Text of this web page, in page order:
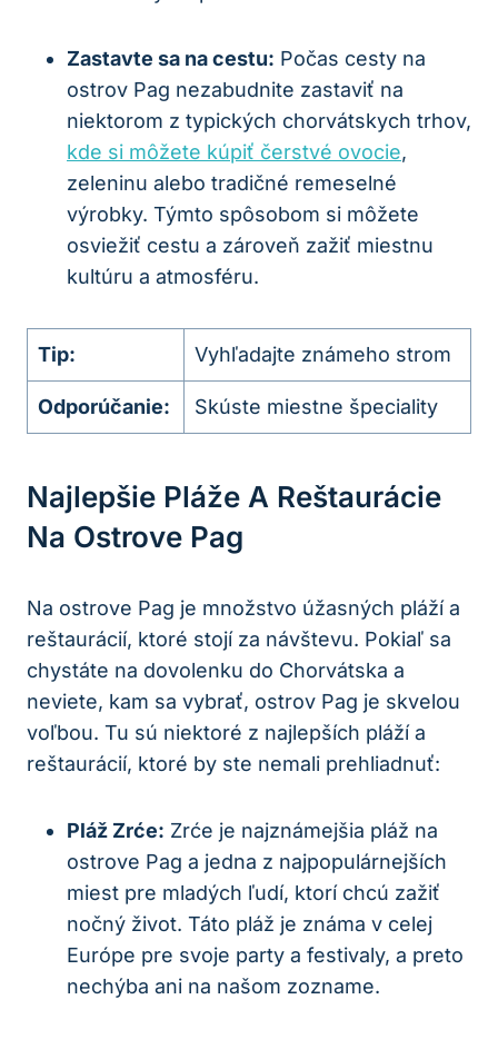
Zastavte sa na cestu: Počas cesty na
ostrov Pag nezabudnite zastaviť na
niektorom z typických chorvátskych trhov,
kde si môžete kúpiť čerstvé ovocie,
zeleninu alebo tradičné remeselné
výrobky. Týmto spôsobom si môžete
osviežiť cestu a zároveň zažiť miestnu
kultúru a atmosféru.
Tip: Vyhľadajte známeho strom
Odporúčanie: Skúste miestne špeciality
Najlepšie Pláže A Reštaurácie
Na Ostrove Pag
Na ostrove Pag je množstvo úžasných pláží a
reštaurácií, ktoré stojí za návštevu. Pokiaľ sa
chystáte na dovolenku do Chorvátska a
neviete, kam sa vybrať, ostrov Pag je skvelou
voľbou. Tu sú niektoré z najlepších pláží a
reštaurácií, ktoré by ste nemali prehliadnuť:
Pláž Zrće: Zrće je najznámejšia pláž na
ostrove Pag a jedna z najpopulárnejších
miest pre mladých ľudí, ktorí chcú zažiť
nočný život. Táto pláž je známa v celej
Európe pre svoje party a festivaly, a preto
nechýba ani na našom zozname.